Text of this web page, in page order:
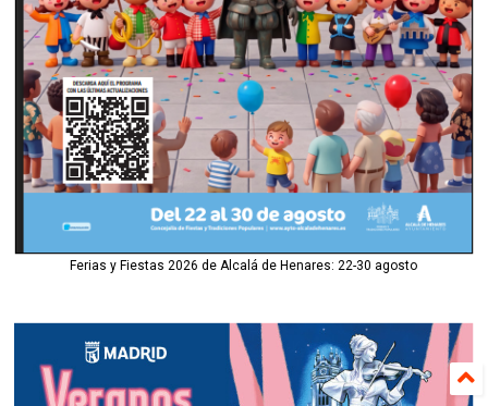
Ferias y Fiestas 2026 de Alcalá de Henares: 22-30 agosto